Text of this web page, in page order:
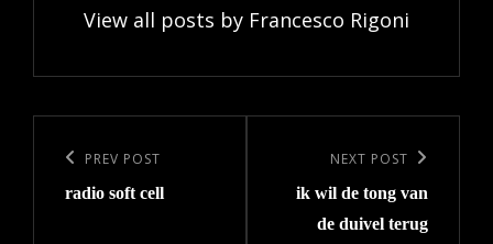
View all posts by Francesco Rigoni
navigation
Previous
Post
PREV POST
radio soft cell
Post
NEXT POST
ik wil de tong van
de duivel terug